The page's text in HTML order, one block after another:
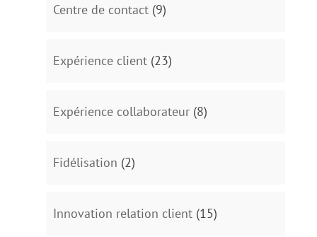
Centre de contact(9)
Expérience client(23)
Expérience collaborateur(8)
Fidélisation (2)
Innovation relation client(15)